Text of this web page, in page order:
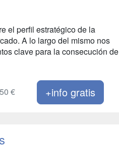
el perfil estratégico de la
A lo largo del mismo nos
clave para la consecución de
€ +info gratis